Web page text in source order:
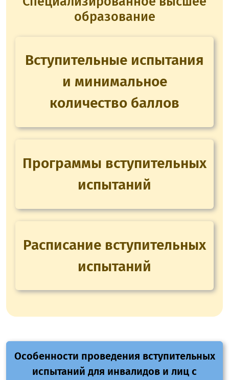
образование
Вступительные испытания
и минимальное
количество баллов
Программы вступительных
испытаний
Расписание вступительных
испытаний
Особенности проведения вступительных
испытаний для инвалидов и лиц с